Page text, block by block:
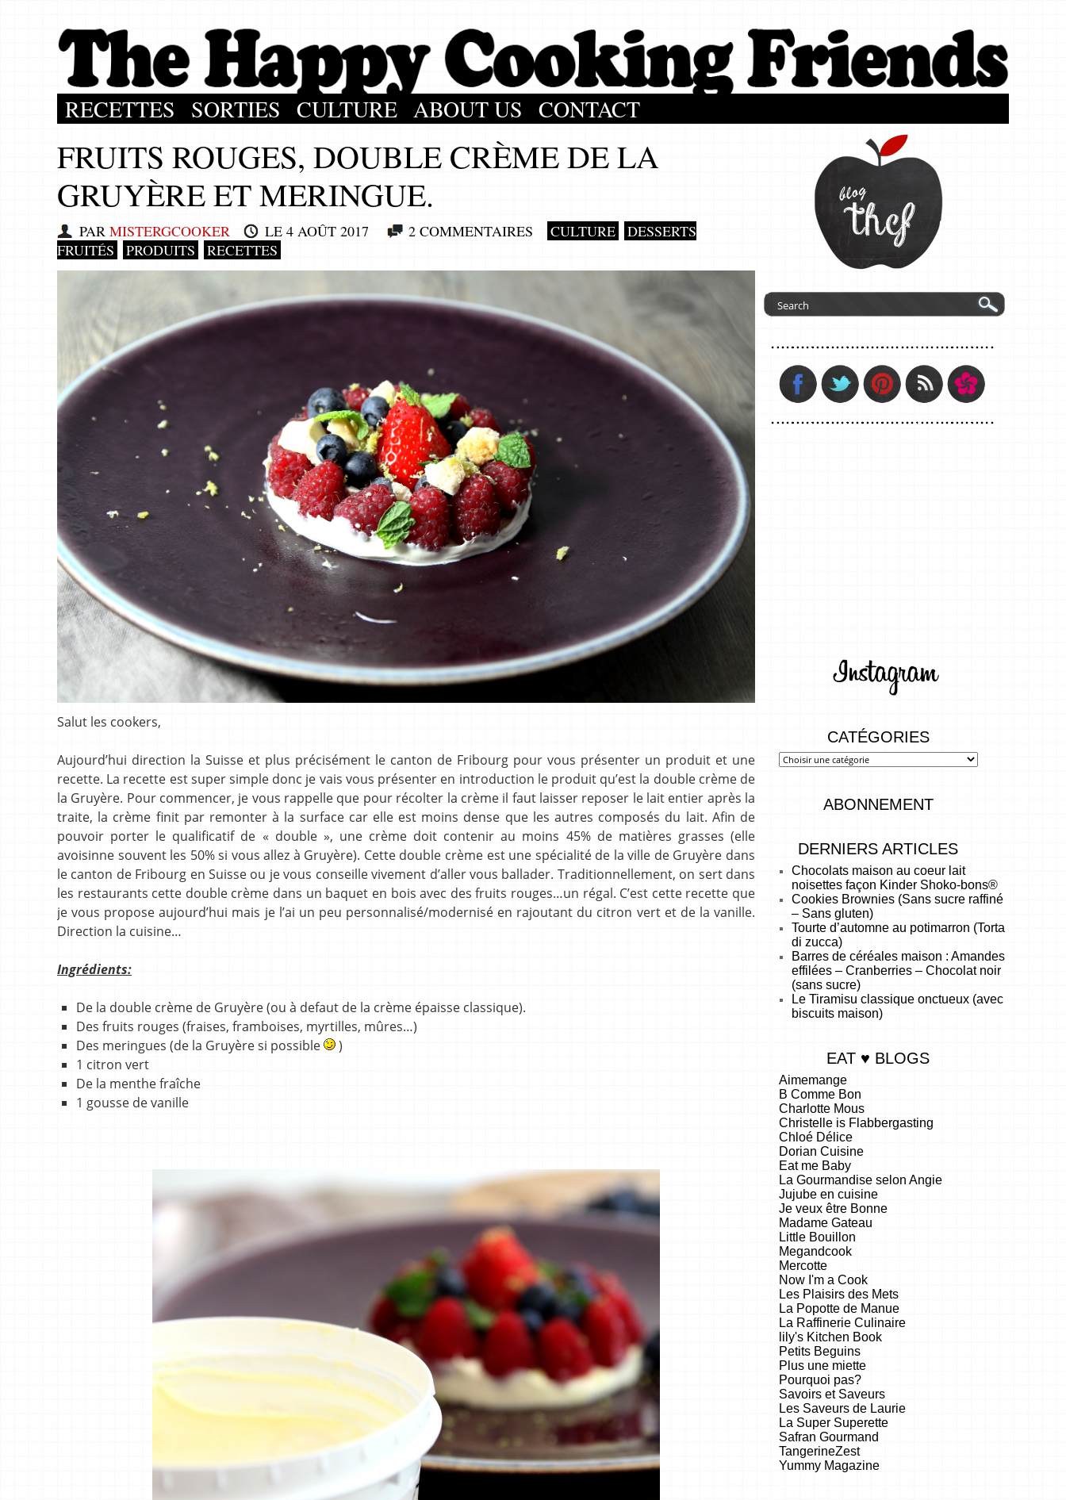
RECETTES SORTIES CULTURE ABOUT US CONTACT
FRUITS ROUGES, DOUBLE CRÈME DE LA
GRUYÈRE ET MERINGUE.
PAR MISTERGCOOKER LE 4 AOÛT 2017 2 COMMENTAIRES CULTURE
DESSERTS
FRUITÉS
PRODUITS RECETTES
Salut les cookers,
Aujourd’hui direction la Suisse et plus précisément le canton de Fribourg pour vous présenter un produit et une
recette. La recette est super simple donc je vais vous présenter en introduction le produit qu’est la double crème de
la Gruyère. Pour commencer, je vous rappelle que pour récolter la crème il faut laisser reposer le lait entier après la
traite, la crème finit par remonter à la surface car elle est moins dense que les autres composés du lait. Afin de
pouvoir porter le qualificatif de « double », une crème doit contenir au moins 45% de matières grasses (elle
avoisinne souvent les 50% si vous allez à Gruyère). Cette double crème est une spécialité de la ville de Gruyère dans
le canton de Fribourg en Suisse ou je vous conseille vivement d’aller vous ballader. Traditionnellement, on sert dans
les restaurants cette double crème dans un baquet en bois avec des fruits rouges…un régal. C’est cette recette que
je vous propose aujourd’hui mais je l’ai un peu personnalisé/modernisé en rajoutant du citron vert et de la vanille.
Direction la cuisine…
Ingrédients:
De la double crème de Gruyère (ou à defaut de la crème épaisse classique).
Des fruits rouges (fraises, framboises, myrtilles, mûres…)
Des meringues (de la Gruyère si possible
)
1 citron vert
De la menthe fraîche
1 gousse de vanille
CATÉGORIES
ABONNEMENT
DERNIERS ARTICLES
Chocolats maison au coeur lait
noisettes façon Kinder Shoko-bons®
Cookies Brownies (Sans sucre raffiné
– Sans gluten)
Tourte d’automne au potimarron (Torta
di zucca)
Barres de céréales maison : Amandes
effilées – Cranberries – Chocolat noir
(sans sucre)
Le Tiramisu classique onctueux (avec
biscuits maison)
EAT ♥ BLOGS
Aimemange
B Comme Bon
Charlotte Mous
Christelle is Flabbergasting
Chloé Délice
Dorian Cuisine
Eat me Baby
La Gourmandise selon Angie
Jujube en cuisine
Je veux être Bonne
Madame Gateau
Little Bouillon
Megandcook
Mercotte
Now I'm a Cook
Les Plaisirs des Mets
La Popotte de Manue
La Raffinerie Culinaire
lily's Kitchen Book
Petits Beguins
Plus une miette
Pourquoi pas?
Savoirs et Saveurs
Les Saveurs de Laurie
La Super Superette
Safran Gourmand
TangerineZest
Yummy Magazine